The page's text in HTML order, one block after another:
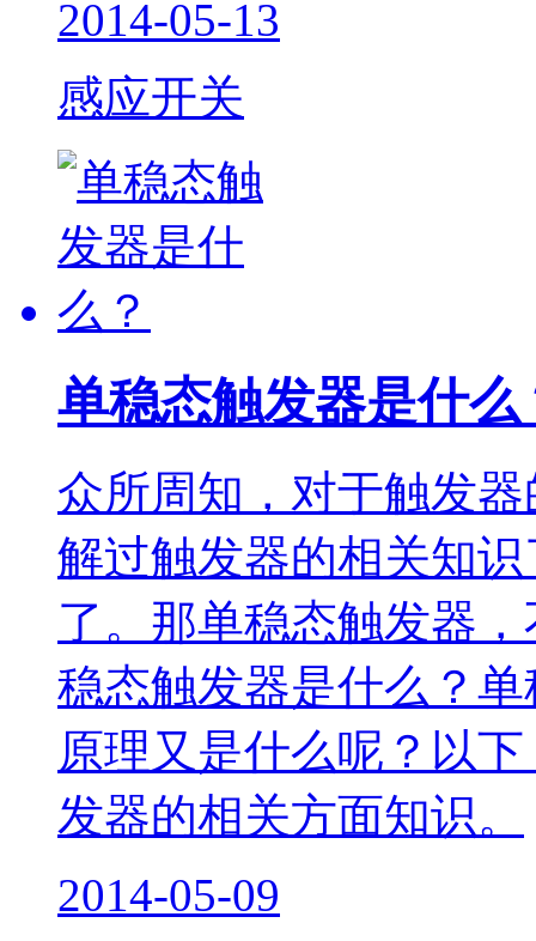
2014-05-13
感应开关
单稳态触发器是什么
众所周知，对于触发
解过触发器的相关知
了。那单稳态触发器
稳态触发器是什么？
原理又是什么呢？以
发器的相关方面知识。
2014-05-09